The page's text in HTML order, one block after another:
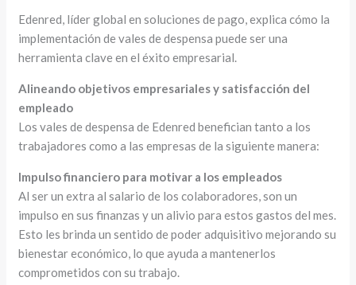
Edenred, líder global en soluciones de pago, explica cómo la
implementación de vales de despensa puede ser una
herramienta clave en el éxito empresarial.
Alineando objetivos empresariales y satisfacción del
empleado
Los vales de despensa de Edenred benefician tanto a los
trabajadores como a las empresas de la siguiente manera:
Impulso financiero para motivar a los empleados
Al ser un extra al salario de los colaboradores, son un
impulso en sus finanzas y un alivio para estos gastos del mes.
Esto les brinda un sentido de poder adquisitivo mejorando su
bienestar económico, lo que ayuda a mantenerlos
comprometidos con su trabajo.